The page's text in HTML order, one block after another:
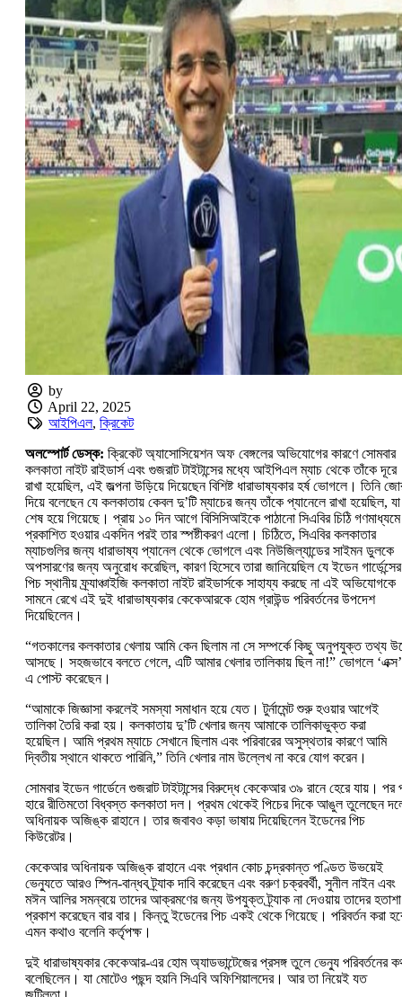
by
April 22, 2025
আইপিএল,ক্রিকেট
অলস্পোর্ট ডেস্ক: ক্রিকেট অ্যাসোসিয়েশন অফ বেঙ্গলের অভিযোগের কারণে সোমবার
কলকাতা নাইট রাইডার্স এবং গুজরাট টাইটান্সের মধ্যে আইপিএল ম্যাচ থেকে তাঁকে দূরে
রাখা হয়েছিল, এই জল্পনা উড়িয়ে দিয়েছেন বিশিষ্ট ধারাভাষ্যকার হর্ষ ভোগলে। তিনি
দিয়ে বলেছেন যে কলকাতায় কেবল দু’টি ম্যাচের জন্য তাঁকে প্যানেলে রাখা হয়েছিল, যা
শেষ হয়ে গিয়েছে। প্রায় ১০ দিন আগে বিসিসিআইকে পাঠানো সিএবির চিঠি গণমাধ্যমে
প্রকাশিত হওয়ার একদিন পরই তার স্পষ্টীকরণ এলো। চিঠিতে, সিএবির কলকাতার
ম্যাচগুলির জন্য ধারাভাষ্য প্যানেল থেকে ভোগলে এবং নিউজিল্যান্ডের সাইমন ডুলকে
অপসারণের জন্য অনুরোধ করেছিল, কারণ হিসেবে তারা জানিয়েছিল যে ইডেন গার্ডেন্সের
পিচ স্থানীয় ফ্র্যাঞ্চাইজি কলকাতা নাইট রাইডার্সকে সাহায্য করছে না এই অভিযোগকে
সামনে রেখে এই দুই ধারাভাষ্যকার কেকেআরকে হোম গ্রাউন্ড পরিবর্তনের উপদেশ
দিয়েছিলেন।
“গতকালের কলকাতার খেলায় আমি কেন ছিলাম না সে সম্পর্কে কিছু অনুপযুক্ত তথ্য
আসছে। সহজভাবে বলতে গেলে, এটি আমার খেলার তালিকায় ছিল না!” ভোগলে
এ পোস্ট করেছেন।
“আমাকে জিজ্ঞাসা করলেই সমস্যা সমাধান হয়ে যেত। টুর্নামেন্ট শুরু হওয়ার আগেই
তালিকা তৈরি করা হয়। কলকাতায় দু’টি খেলার জন্য আমাকে তালিকাভুক্ত করা
হয়েছিল। আমি প্রথম ম্যাচে সেখানে ছিলাম এবং পরিবারের অসুস্থতার কারণে আমি
দ্বিতীয় স্থানে থাকতে পারিনি,” তিনি খেলার নাম উল্লেখ না করে যোগ করেন।
সোমবার ইডেন গার্ডেনে গুজরাট টাইটান্সের বিরুদ্ধে কেকেআর ৩৯ রানে হেরে যায়। পর
হারে রীতিমতো বিধ্বস্ত কলকাতা দল। প্রথম থেকেই পিচের দিকে আঙুল তুলেছেন
অধিনায়ক অজিঙ্ক রাহানে। তার জবাবও কড়া ভাষায় দিয়েছিলেন ইডেনের পিচ
কিউরেটর।
কেকেআর অধিনায়ক অজিঙ্ক রাহানে এবং প্রধান কোচ চন্দ্রকান্ত পণ্ডিত উভয়েই
ভেন্যুতে আরও স্পিন-বান্ধব ট্র্যাক দাবি করেছেন এবং বরুণ চক্রবর্থী, সুনীল নাইন এবং
মঈন আলির সমন্বয়ে তাদের আক্রমণের জন্য উপযুক্ত ট্র্যাক না দেওয়ায় তাদের হতাশা
প্রকাশ করেছেন বার বার। কিন্তু ইডেনের পিচ একই থেকে গিয়েছে। পরিবর্তন করা
এমন কথাও বলেনি কর্তৃপক্ষ।
দুই ধারাভাষ্যকার কেকেআর-এর হোম অ্যাডভান্টেজের প্রসঙ্গ তুলে ভেন্যু পরিবর্তনের
বলেছিলেন। যা মোটেও পছন্দ হয়নি সিএবি অফিশিয়ালদের। আর তা নিয়েই যত